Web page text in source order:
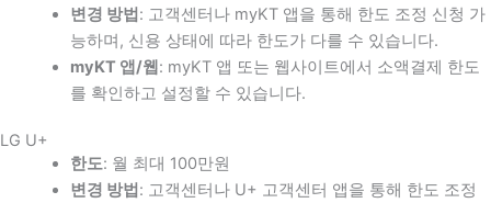
변경 방법 : 고객센터나 myKT 앱을 통해 한도 조정 신청 가
능하며, 신용 상태에 따라 한도가 다를 수 있습니다.
myKT 앱/웹 : myKT 앱 또는 웹사이트에서 소액결제 한도
를 확인하고 설정할 수 있습니다.
LG U+
한도: 월 최대 100만원
변경 방법 : 고객센터나 U+ 고객센터 앱을 통해 한도 조정